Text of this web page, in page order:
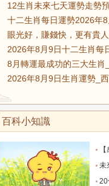
12生肖未來七天運勢走勢
十二生肖每日運勢2026年
眼光好，賺錢快，更有貴
2026年8月9日十二生肖每
8月轉運最成功的三大生肖
2026年8月9日生肖運勢_
百科小知識
【感
未來兩
20句今